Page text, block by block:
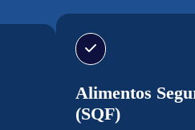
Alimentos
(SQF)